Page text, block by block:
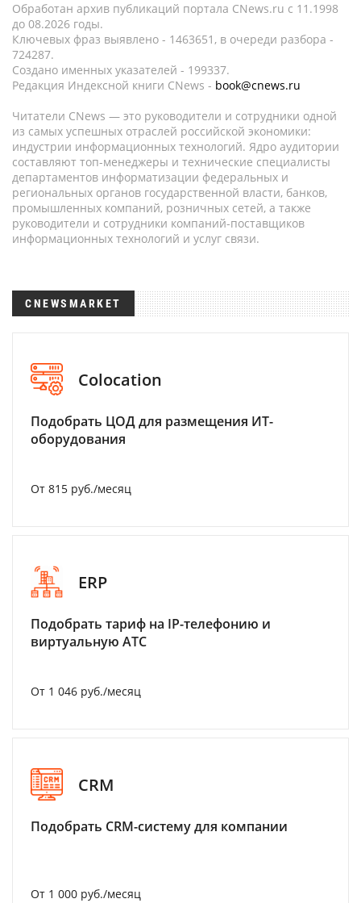
Обработан архив публикаций портала CNews.ru c 11.1998
до 08.2026 годы.
Ключевых фраз выявлено - 1463651, в очереди разбора -
724287.
Создано именных указателей - 199337.
Редакция Индексной книги CNews - book@cnews.ru
Читатели CNews — это руководители и сотрудники одной
из самых успешных отраслей российской экономики:
индустрии информационных технологий. Ядро аудитории
составляют топ-менеджеры и технические специалисты
департаментов информатизации федеральных и
региональных органов государственной власти, банков,
промышленных компаний, розничных сетей, а также
руководители и сотрудники компаний-поставщиков
информационных технологий и услуг связи.
CNEWSMARKET
Colocation
Подобрать ЦОД для размещения ИТ-
оборудования
От 815 руб./месяц
ERP
Подобрать тариф на IP-телефонию и
виртуальную АТС
От 1 046 руб./месяц
CRM
Подобрать CRM-систему для компании
От 1 000 руб./месяц